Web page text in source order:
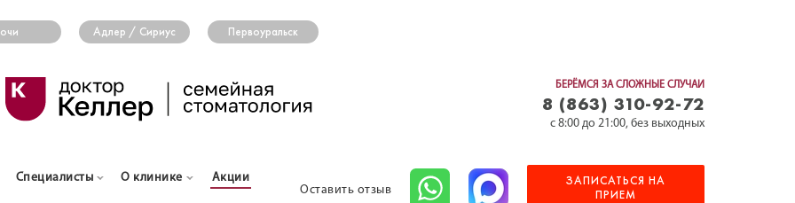
Адлер / Сириус Первоуральск
БЕРЁМСЯ ЗА СЛОЖНЫЕ СЛУЧАИ
8 (863) 310-92-72
c 8:00 до 21:00, без выходных
Специалисты О клинике
Акции
Оставить отзыв
ЗАПИСАТЬСЯ НА
ПРИЕМ